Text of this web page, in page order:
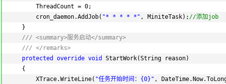
ThreadCount = 0;
cron_daemon.AddJob( "* * * * *" , MiniteTask); //添加job
}
/// <summary>服务启动</summary>
/// </remarks>
protected
override void
StartWork(String reason)
{
XTrace.WriteLine( "任务开始时间：{0}" ,